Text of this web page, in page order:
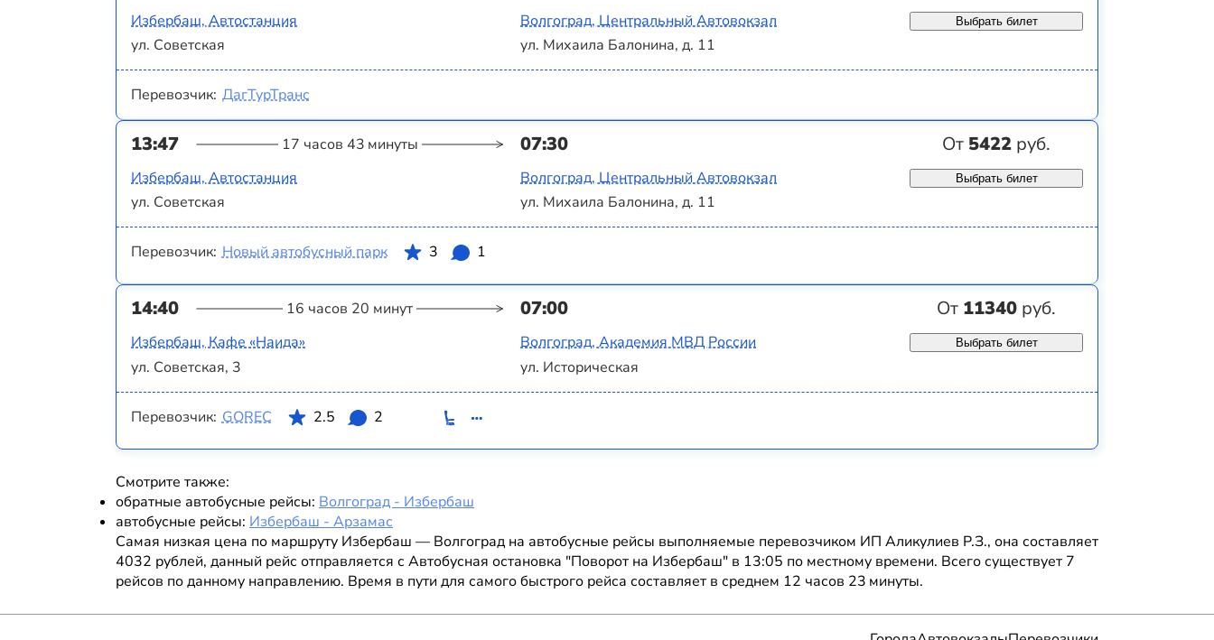
Избербаш, Автостанция
ул. Советская
Волгоград, Центральный Автовокзал
ул. Михаила Балонина, д. 11
Выбрать билет
Перевозчик: ДагТурТранс
13:47 17 часов 43 минуты 07:30 От 5422 руб.
Избербаш, Автостанция
ул. Советская
Волгоград, Центральный Автовокзал
ул. Михаила Балонина, д. 11
Выбрать билет
Перевозчик: Новый автобусный парк 3 1
14:40 16 часов 20 минут 07:00 От 11340 руб.
Избербаш, Кафе «Наида»
ул. Советская, 3
Волгоград, Академия МВД России
ул. Историческая
Выбрать билет
Перевозчик: GOREC 2.5 2
Смотрите также:
обратные автобусные рейсы: Волгоград - Избербаш
автобусные рейсы: Избербаш - Арзамас
Самая низкая цена по маршруту Избербаш — Волгоград на автобусные рейсы выполняемые перевозчиком ИП Аликулиев Р.З., она составляет
4032 рублей, данный рейс отправляется с Автобусная остановка "Поворот на Избербаш" в 13:05 по местному времени. Всего существует 7
рейсов по данному направлению. Время в пути для самого быстрого рейса составляет в среднем 12 часов 23 минуты.